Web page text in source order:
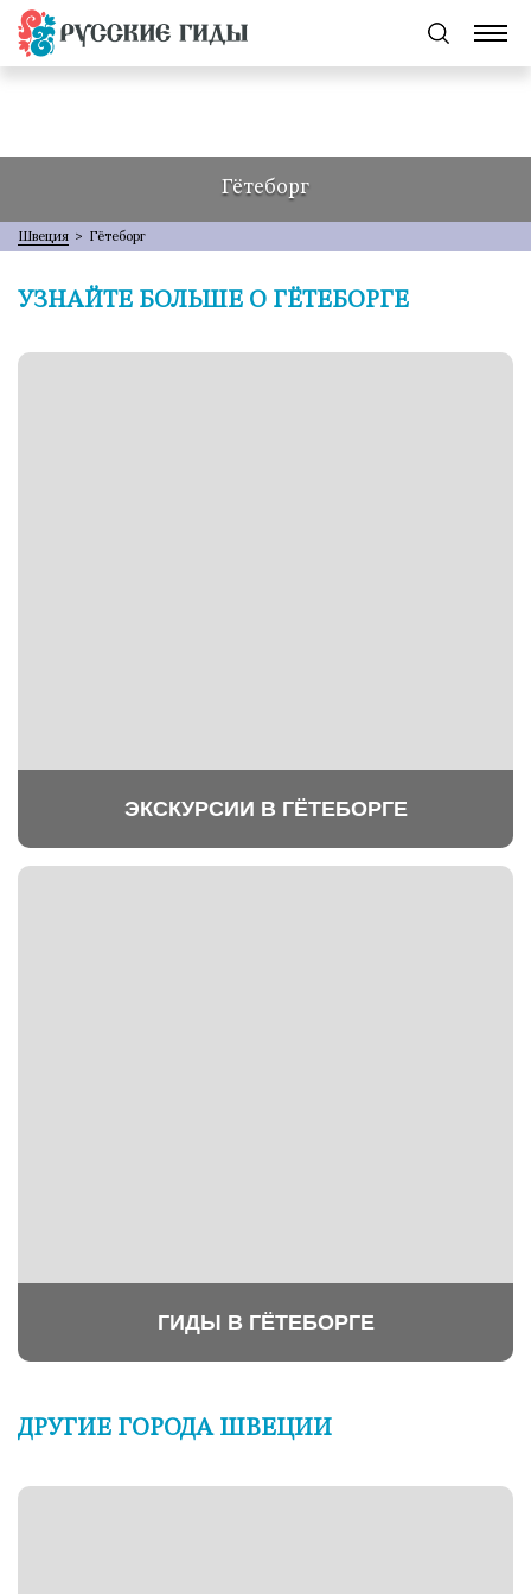
Гётеборг
Швеция > Гётеборг
УЗНАЙТЕ БОЛЬШЕ О ГЁТЕБОРГЕ
ЭКСКУРСИИ В ГЁТЕБОРГЕ
ГИДЫ В ГЁТЕБОРГЕ
ДРУГИЕ ГОРОДА ШВЕЦИИ